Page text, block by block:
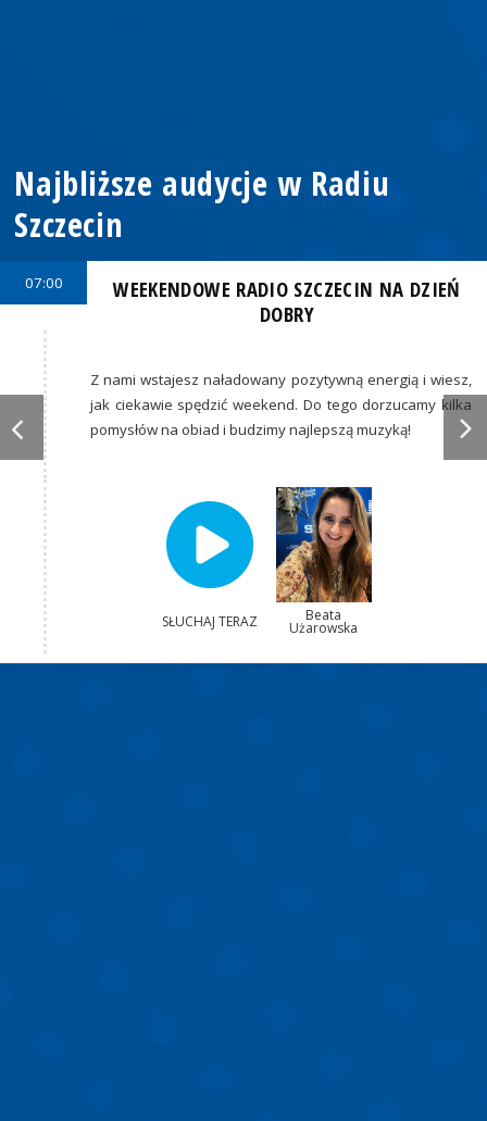
Najbliższe audycje w Radiu
Szczecin
07:00
WEEKENDOWE RADIO SZCZECIN NA DZIEŃ
DOBRY
Z nami wstajesz naładowany pozytywną energią i wiesz,
jak ciekawie spędzić weekend. Do tego dorzucamy kilka
pomysłów na obiad i budzimy najlepszą muzyką!
SŁUCHAJ TERAZ Beata
Użarowska